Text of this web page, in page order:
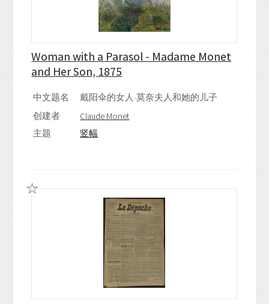
Woman with a Parasol - Madame Monet
and Her Son, 1875
中文题名
戴阳伞的女人-莫奈夫人和她的儿子
创建者
Claude Monet
主题
竖幅